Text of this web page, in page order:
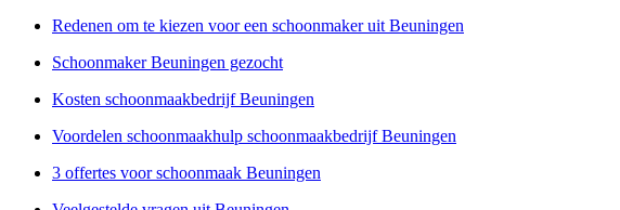
Redenen om te kiezen voor een schoonmaker uit Beuningen
Schoonmaker Beuningen gezocht
Kosten schoonmaakbedrijf Beuningen
Voordelen schoonmaakhulp schoonmaakbedrijf Beuningen
3 offertes voor schoonmaak Beuningen